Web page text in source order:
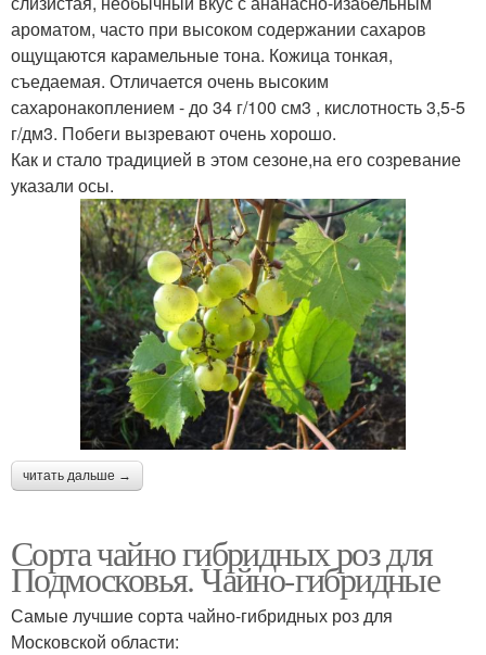
ароматом, часто при высоком содержании сахаров
ощущаются карамельные тона. Кожица тонкая,
съедаемая. Отличается очень высоким
сахаронакоплением - до 34 г/100 см3 , кислотность 3,5-5
г/дм3. Побеги вызревают очень хорошо.
Как и стало традицией в этом сезоне,на его созревание
указали осы.
читать дальше →
Сорта чайно гибридных роз для
Подмосковья. Чайно-гибридные
Самые лучшие сорта чайно-гибридных роз для
Московской области: